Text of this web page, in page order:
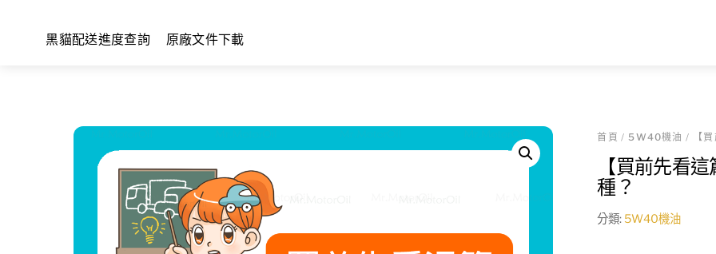
黑貓配送進度查詢 原廠文件下載
首頁 /5W40機油 / 【
【買前先看
種？
分類: 5W40機油